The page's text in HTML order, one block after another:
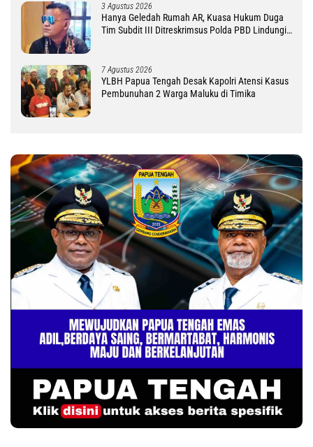
3 Agustus 2026
Hanya Geledah Rumah AR, Kuasa Hukum Duga
Tim Subdit III Ditreskrimsus Polda PBD Lindungi
7 Agustus 2026
YLBH Papua Tengah Desak Kapolri Atensi Kasus
Pembunuhan 2 Warga Maluku di Timika